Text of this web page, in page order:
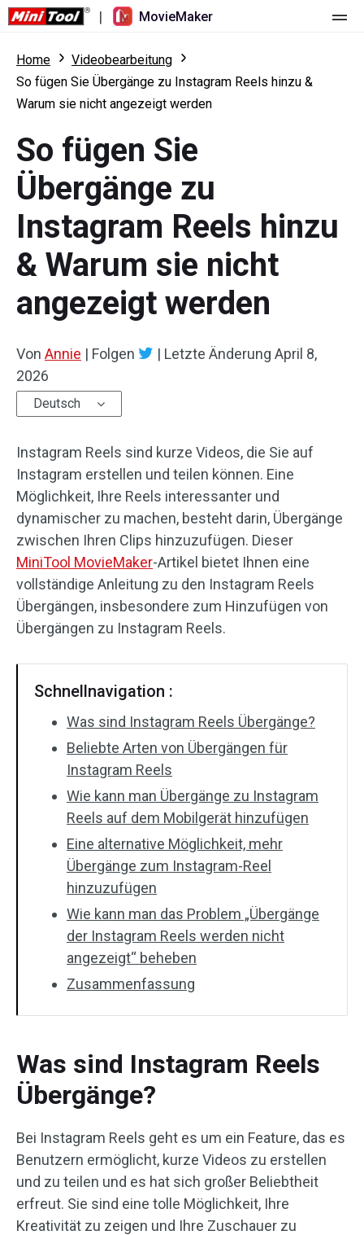
| MovieMaker
Startseite
Preise
Was ist neu
Übersicht
Mehrspurbearbeitung
Seitenverhältnis
Geschwindigkeit anpassen/umkehren
Trimmen/Teilen/Zuschneiden
Audioeffekte
Videoeffekte
Videofarbe
Drehen/Spiegeln
Stapelverarbeitung
Ohne Wasserzeichen
Ressourcen
Benutzerhandbuch
Tricks für Videobearbeitung
Video-Tools
Bildschirm-Rekorder
Video-Konverter
Online-Video-Downloader
Home
Videobearbeitung
So fügen Sie Übergänge zu Instagram Reels hinzu &
Warum sie nicht angezeigt werden
So fügen Sie
Übergänge zu
Instagram Reels hinzu
& Warum sie nicht
angezeigt werden
Von Annie | Folgen | Letzte Änderung April 8,
2026
Deutsch
Instagram Reels sind kurze Videos, die Sie auf
Instagram erstellen und teilen können. Eine
Möglichkeit, Ihre Reels interessanter und
dynamischer zu machen, besteht darin, Übergänge
zwischen Ihren Clips hinzuzufügen. Dieser
MiniTool MovieMaker-Artikel bietet Ihnen eine
vollständige Anleitung zu den Instagram Reels
Übergängen, insbesondere zum Hinzufügen von
Übergängen zu Instagram Reels.
Schnellnavigation :
Was sind Instagram Reels Übergänge?
Beliebte Arten von Übergängen für
Instagram Reels
Wie kann man Übergänge zu Instagram
Reels auf dem Mobilgerät hinzufügen
Eine alternative Möglichkeit, mehr
Übergänge zum Instagram-Reel
hinzuzufügen
Wie kann man das Problem „Übergänge
der Instagram Reels werden nicht
angezeigt“ beheben
Zusammenfassung
Was sind Instagram Reels
Übergänge?
Bei Instagram Reels geht es um ein Feature, das es
Benutzern ermöglicht, kurze Videos zu erstellen
und zu teilen und es hat sich großer Beliebtheit
erfreut. Sie sind eine tolle Möglichkeit, Ihre
Kreativität zu zeigen und Ihre Zuschauer zu